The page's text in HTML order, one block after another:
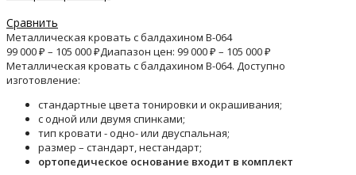
Сравнить
Металлическая кровать с балдахином B-064
99 000₽ – 105 000₽Диапазон цен: 99 000 ₽ – 105 000 ₽
Металлическая кровать с балдахином B-064. Доступно
изготовление:
стандартные цвета тонировки и окрашивания;
с одной или двумя спинками;
тип кровати - одно- или двуспальная;
размер – стандарт, нестандарт;
ортопедическое основание входит в комплект